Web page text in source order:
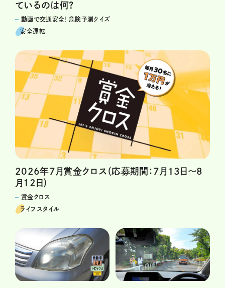
ているのは何?
動画で交通安全! 危険予測クイズ
安全運転
2026年7月賞金クロス（応募期間：7月13日～8
月12日）
賞金クロス
ライフスタイル